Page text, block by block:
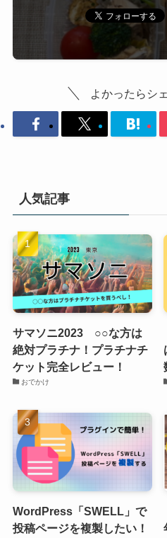
よかったらシ
人気記事
サマソニ2023 ○○な方は
絶対プラチナ！プラチナチ
ケット完全レビュー！
おでかけ
WordPress「SWELL」で
投稿ページを複製したい！